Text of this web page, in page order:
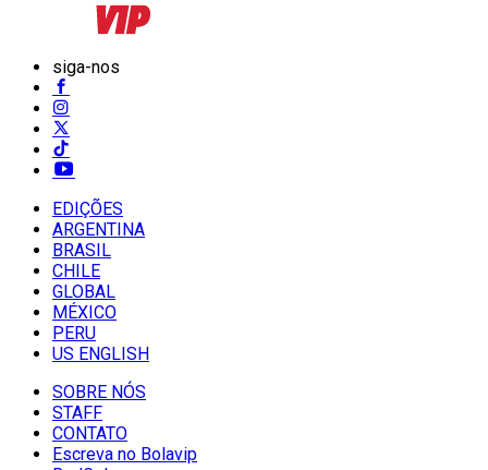
siga-nos
EDIÇÕES
ARGENTINA
BRASIL
CHILE
GLOBAL
MÉXICO
PERU
US ENGLISH
SOBRE NÓS
STAFF
CONTATO
Escreva no Bolavip